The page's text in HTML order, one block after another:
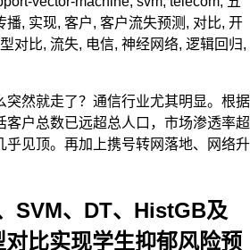
播, 实现, 客户, 客户流失预测 , 对比, 开
对比, 流失, 电信, 神经网络, 逻辑回归,
突然就走了？通信行业尤其明显。根据
客户总数已远超总人口，市场渗透率超
乎见顶。再加上携号转网落地、网络升
SVM、DT、HistGB及
比实现学生抑郁风险预